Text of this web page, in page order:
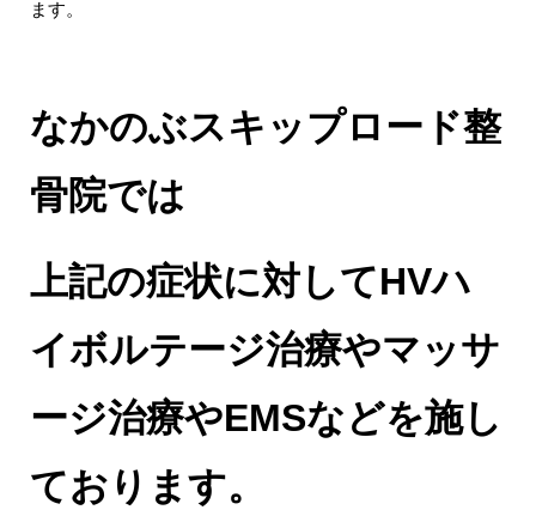
ます。
なかのぶスキップロード整
骨院では
上記の症状に対してHVハ
イボルテージ治療やマッサ
ージ治療やEMSなどを施し
ております。